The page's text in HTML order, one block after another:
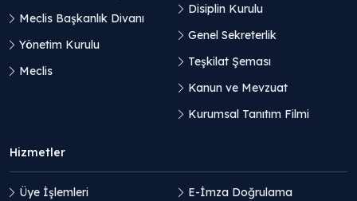
Meclis Başkanlık Divanı
Yönetim Kurulu
Meclis
Disiplin Kurulu
Genel Sekreterlik
Teşkilat Şeması
Kanun ve Mevzuat
Kurumsal Tanıtım Filmi
Hizmetler
Üye İşlemleri
E-İmza Doğrulama